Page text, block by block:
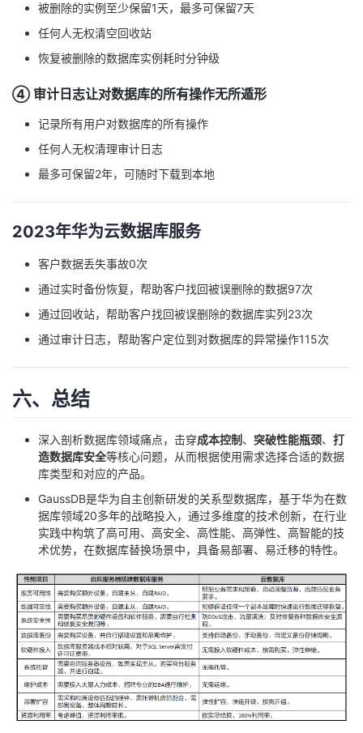
被删除的实例至少保留1天，最多可保留7天
任何人无权清空回收站
恢复被删除的数据库实例耗时分钟级
④ 审计日志让对数据库的所有操作无所遁形
记录所有用户对数据库的所有操作
任何人无权清理审计日志
最多可保留2年，可随时下载到本地
2023年华为云数据库服务
客户数据丢失事故0次
通过实时备份恢复，帮助客户找回被误删除的数据97次
通过回收站，帮助客户找回被误删除的数据库实列23次
通过审计日志，帮助客户定位到对数据库的异常操作115次
六、总结
深入剖析数据库领域痛点，击穿成本控制 、 突破性能瓶颈、 打
造数据库安全等核心问题，从而根据使用需求选择合适的数据
库类型和对应的产品。
GaussDB是华为自主创新研发的关系型数据库，基于华为在数
据库领域20多年的战略投入，通过多维度的技术创新，在行业
实践中构筑了高可用、高安全、高性能、高弹性、高智能的技
术优势，在数据库替换场景中，具备易部署、易迁移的特性。